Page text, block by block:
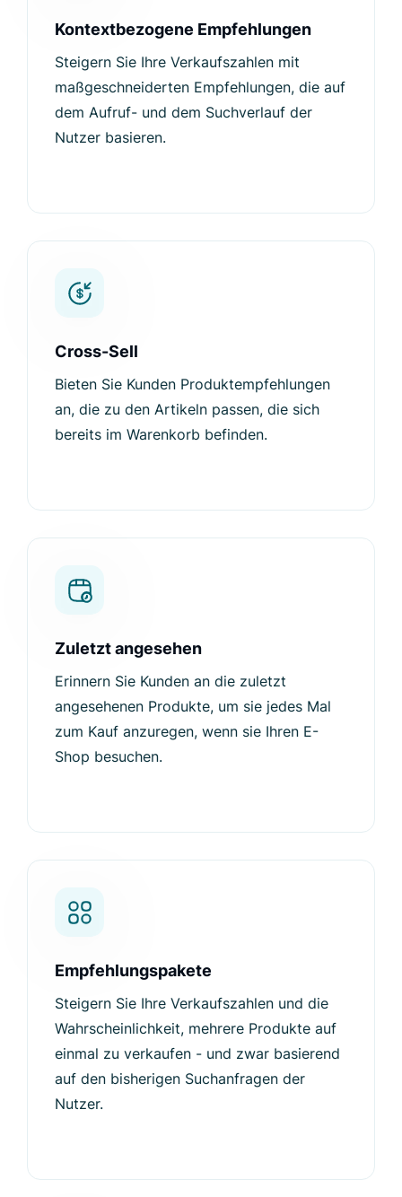
Kontextbezogene Empfehlungen
Steigern Sie Ihre Verkaufszahlen mit
maßgeschneiderten Empfehlungen, die auf
dem Aufruf- und dem Suchverlauf der
Nutzer basieren.
Cross-Sell
Bieten Sie Kunden Produktempfehlungen
an, die zu den Artikeln passen, die sich
bereits im Warenkorb befinden.
Zuletzt angesehen
Erinnern Sie Kunden an die zuletzt
angesehenen Produkte, um sie jedes Mal
zum Kauf anzuregen, wenn sie Ihren E-
Shop besuchen.
Empfehlungspakete
Steigern Sie Ihre Verkaufszahlen und die
Wahrscheinlichkeit, mehrere Produkte auf
einmal zu verkaufen - und zwar basierend
auf den bisherigen Suchanfragen der
Nutzer.